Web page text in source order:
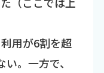
用が6割を超
。一方で、